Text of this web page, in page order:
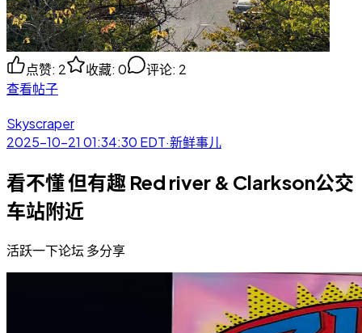
点赞: 2 收藏: 0 评论: 2
查看帖子
Skyscraper
2025-10-21 01:34:30 EDT·新鲜事儿
看不懂 但有趣 Red river & Clarkson公交
车站附近
活跃一下论坛 多分享